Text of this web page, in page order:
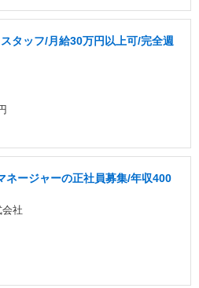
タッフ/月給30万円以上可/完全週
ージャーの正社員募集/年収400
社